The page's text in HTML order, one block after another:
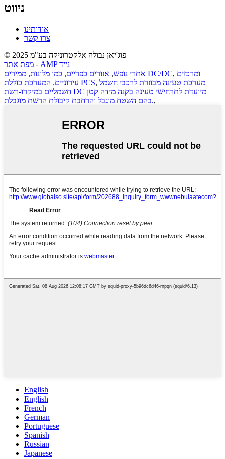
ניווט
אודותינו
צרו קשר
© 2025 פוג'יאן נבולה אלקטרוניקה בע"מ
מפת אתר -
AMP נייד
אתרי נופש, אזורים כפריים, כמו מלונות, ממירים DC/DC, ומרכזים
עירוניים. המערכת כוללת PCS, מערכת טעינה מבוזרת לרכבי חשמל
חשמליים במיקרו-רשת DC מיועדת לתרחישי טעינה בקנה מידה קטן
בהם השטח מוגבל והרחבת קיבולת הרשת מוגבלת.,
English
English
French
German
Portuguese
Spanish
Russian
Japanese